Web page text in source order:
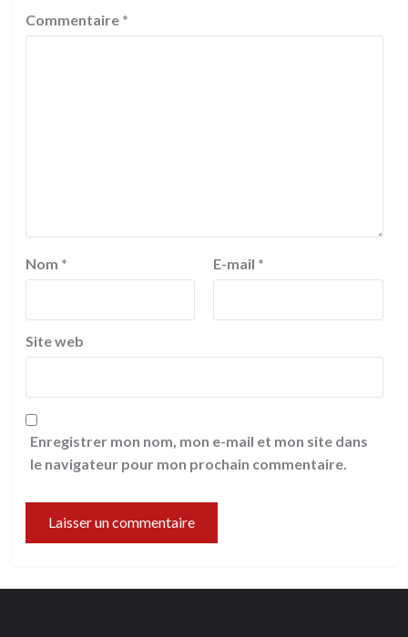
Commentaire *
Nom * E-mail *
Site web
Enregistrer mon nom, mon e-mail et mon site dans
le navigateur pour mon prochain commentaire.